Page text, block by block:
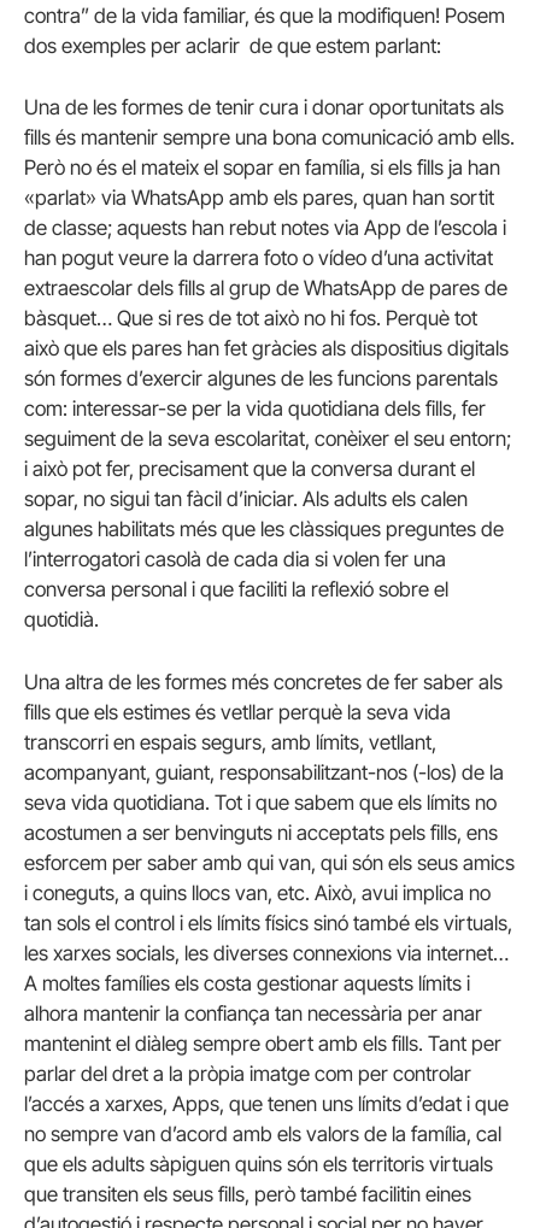
contra” de la vida familiar, és que la modifiquen! Posem
dos exemples per aclarir de que estem parlant:
Una de les formes de tenir cura i donar oportunitats als
fills és mantenir sempre una bona comunicació amb ells.
Però no és el mateix el sopar en família, si els fills ja han
«parlat» via WhatsApp amb els pares, quan han sortit
de classe; aquests han rebut notes via App de l’escola i
han pogut veure la darrera foto o vídeo d’una activitat
extraescolar dels fills al grup de WhatsApp de pares de
bàsquet… Que si res de tot això no hi fos. Perquè tot
això que els pares han fet gràcies als dispositius digitals
són formes d’exercir algunes de les funcions parentals
com: interessar-se per la vida quotidiana dels fills, fer
seguiment de la seva escolaritat, conèixer el seu entorn;
i això pot fer, precisament que la conversa durant el
sopar, no sigui tan fàcil d’iniciar. Als adults els calen
algunes habilitats més que les clàssiques preguntes de
l’interrogatori casolà de cada dia si volen fer una
conversa personal i que faciliti la reflexió sobre el
quotidià.
Una altra de les formes més concretes de fer saber als
fills que els estimes és vetllar perquè la seva vida
transcorri en espais segurs, amb límits, vetllant,
acompanyant, guiant, responsabilitzant-nos (-los) de la
seva vida quotidiana. Tot i que sabem que els límits no
acostumen a ser benvinguts ni acceptats pels fills, ens
esforcem per saber amb qui van, qui són els seus amics
i coneguts, a quins llocs van, etc. Això, avui implica no
tan sols el control i els límits físics sinó també els virtuals,
les xarxes socials, les diverses connexions via internet…
A moltes famílies els costa gestionar aquests límits i
alhora mantenir la confiança tan necessària per anar
mantenint el diàleg sempre obert amb els fills. Tant per
parlar del dret a la pròpia imatge com per controlar
l’accés a xarxes, Apps, que tenen uns límits d’edat i que
no sempre van d’acord amb els valors de la família, cal
que els adults sàpiguen quins són els territoris virtuals
que transiten els seus fills, però també facilitin eines